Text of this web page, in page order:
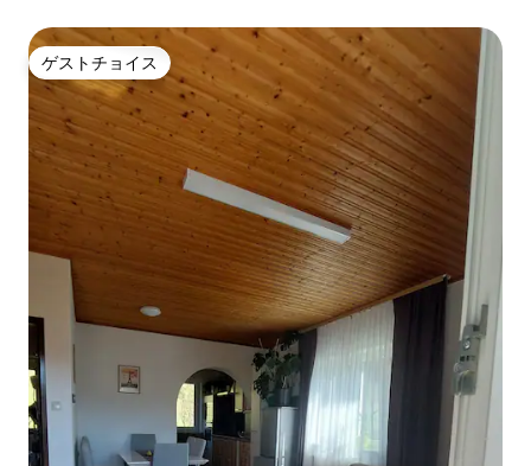
ゲストチョイス
ゲストチョイス